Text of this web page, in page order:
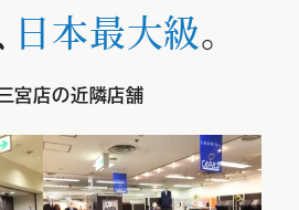
日本最大級。
宮店の近隣店舗